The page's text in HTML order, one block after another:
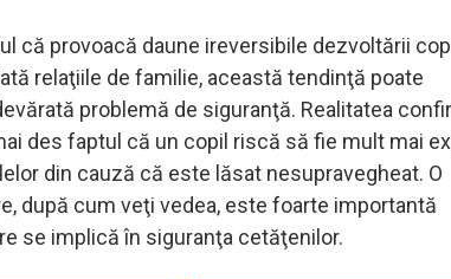
că provoacă daune ireversibile dezvoltării
relaţiile de familie, această tendinţă poate
problemă de siguranţă. Realitatea
des faptul că un copil riscă să fie mult mai
din cauză că este lăsat nesupravegheat. O
după cum veţi vedea, este foarte importantă
se implică în siguranţa cetăţenilor.